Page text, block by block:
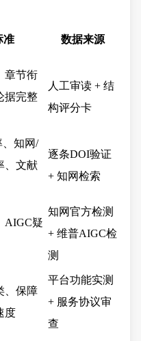
准 数据来源
章节衔
据完整
人工审读 + 结
构评分卡
知网/
、文献
逐条DOI验证
+ 知网检索
AIGC疑
知网官方检测
+ 维普AIGC检
测
、保障
度
平台功能实测
+ 服务协议审
查